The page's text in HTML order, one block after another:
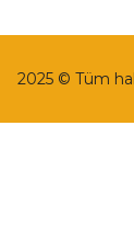
2025 © Tüm